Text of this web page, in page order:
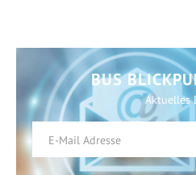
BUS
Aktuelles